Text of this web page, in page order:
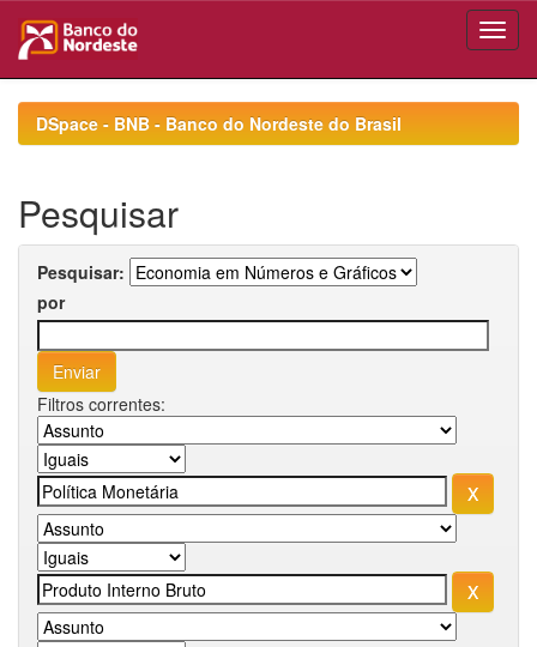
navigationDSpace - BNB - Banco do Nordeste do Brasil
Pesquisar
Pesquisar:
por
Filtros correntes: